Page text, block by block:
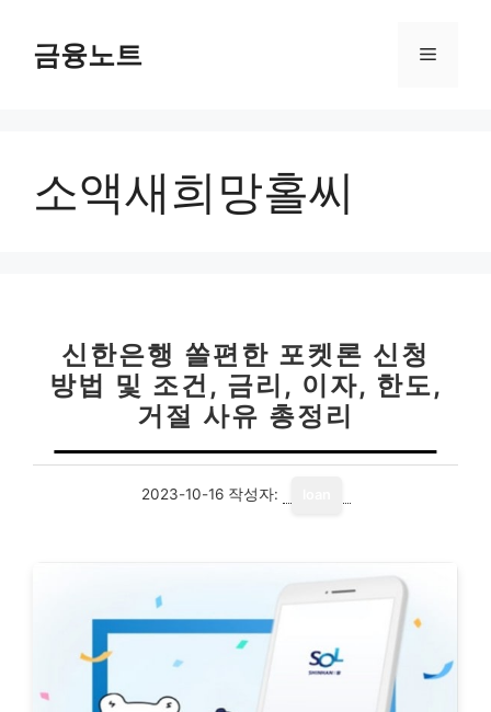
금융노트 메
소액새희망홀씨
신한은행 쏠편한 포켓론 신청
방법 및 조건, 금리, 이자, 한도,
거절 사유 총정리
2023-10-16 작성자: